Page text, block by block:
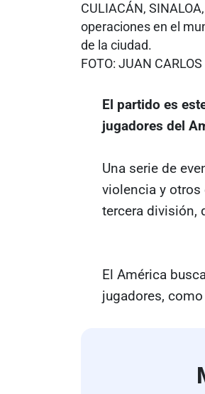
CULIACÁN,
operaciones en el
de la ciudad.
FOTO: JUAN
El partido es
jugadores del
Una serie de
violencia y otros
tercera división,
El América
jugadores,